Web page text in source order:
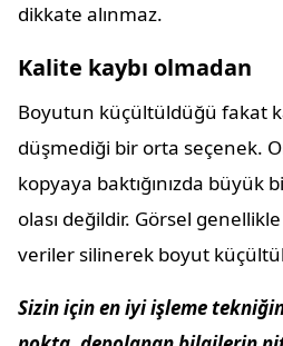
dikkate alınmaz.
Kalite kaybı olmadan
Boyutun küçültüldüğü fakat
düşmediği bir orta seçenek.
kopyaya baktığınızda büyük
olası değildir. Görsel
veriler silinerek boyut
Sizin için en iyi işleme